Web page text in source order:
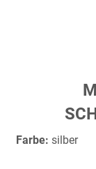
springen
Farbe: silber